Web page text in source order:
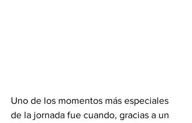
Uno de los momentos más especiales
de la jornada fue cuando, gracias a un